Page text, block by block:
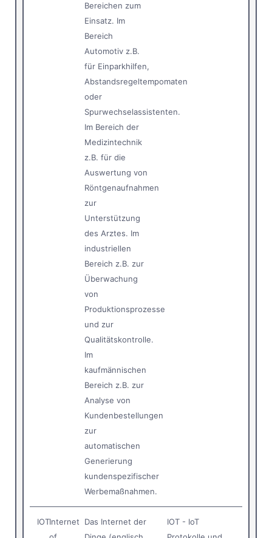
Bereichen zum
Einsatz. Im
Bereich
Automotiv z.B.
für Einparkhilfen,
Abstandsregeltempomaten
oder
Spurwechselassistenten.
Im Bereich der
Medizintechnik
z.B. für die
Auswertung von
Röntgenaufnahmen
zur
Unterstützung
des Arztes. Im
industriellen
Bereich z.B. zur
Überwachung
von
Produktionsprozesse
und zur
Qualitätskontrolle.
Im
kaufmännischen
Bereich z.B. zur
Analyse von
Kundenbestellungen
zur
automatischen
Generierung
kundenspezifischer
Werbemaßnahmen.
IOTInternet
Das Internet der
IOT - IoT